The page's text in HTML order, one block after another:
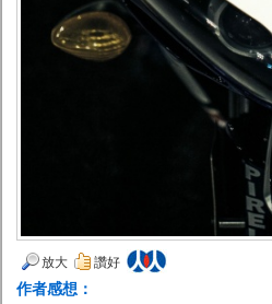
放大 讚好
作者感想：